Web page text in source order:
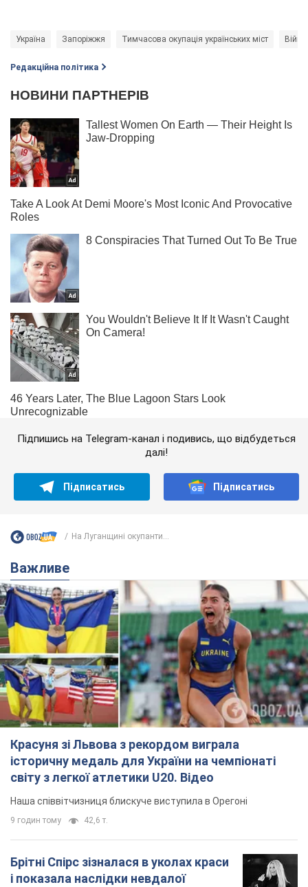
Україна Запоріжжя Тимчасова окупація українських міст Війна
Редакційна політика
Підпишись на Telegram-канал і подивись, що відбудеться
далі!
Підписатись Підписатись
На Луганщині окупанти...
Важливе
Красуня зі Львова з рекордом виграла
історичну медаль для України на чемпіонаті
світу з легкої атлетики U20. Відео
Наша співвітчизниця блискуче виступила в Орегоні
9 годин тому 42,6 т.
Брітні Спірс зізналася в уколах краси
і показала наслідки невдалої